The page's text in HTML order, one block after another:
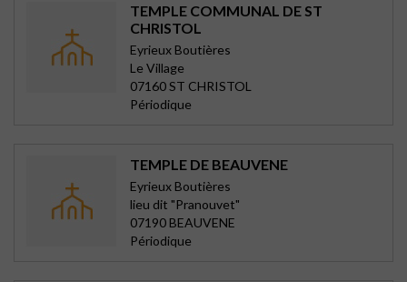
TEMPLE COMMUNAL DE ST
CHRISTOL
Eyrieux Boutières
Le Village
07160 ST CHRISTOL
Périodique
TEMPLE DE BEAUVENE
Eyrieux Boutières
lieu dit "Pranouvet"
07190 BEAUVENE
Périodique